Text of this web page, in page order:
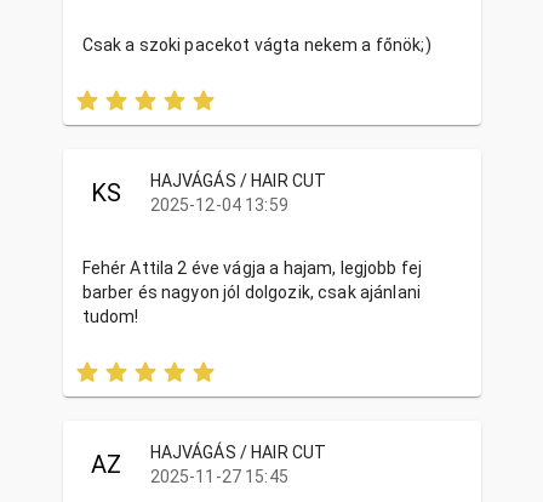
Csak a szoki pacekot vágta nekem a főnök;)
KS
HAJVÁGÁS / HAIR CUT
2025-12-04 13:59
Fehér Attila 2 éve vágja a hajam, legjobb fej
barber és nagyon jól dolgozik, csak ajánlani
tudom!
AZ
HAJVÁGÁS / HAIR CUT
2025-11-27 15:45